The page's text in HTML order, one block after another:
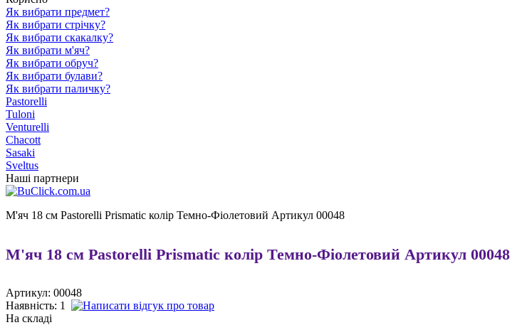
Як вибрати предмет?
Як вибрати стрічку?
Як вибрати скакалку?
Як вибрати м'яч?
Як вибрати обруч?
Як вибрати булави?
Як вибрати паличку?
Pastorelli
Tuloni
Venturelli
Chacott
Sasaki
Sveltus
Наші партнери
М'яч 18 см Pastorelli Prismatic колір Темно-Фіолетовий Артикул 00048
М'яч 18 см Pastorelli Prismatic колір Темно-Фіолетовий Артикул 00048
Артикул: 00048
Наявність: 1
На складі